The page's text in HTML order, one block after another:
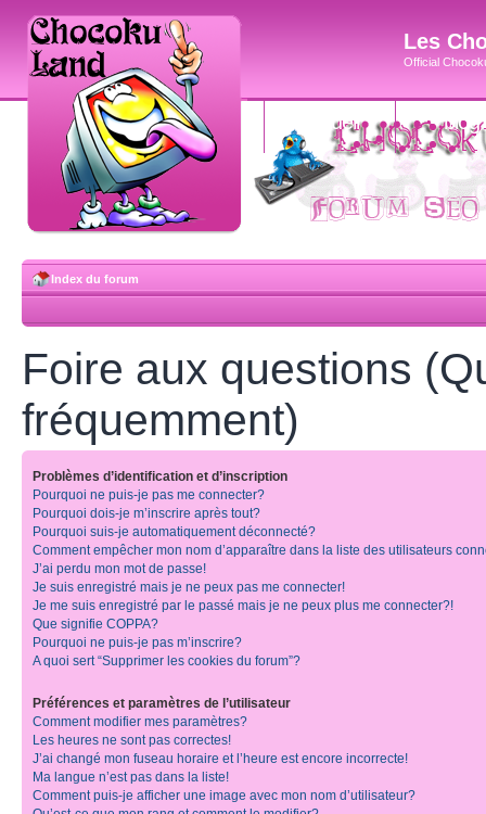
Les
Official
accueil blog
Index du forum
Foire aux questions
fréquemment)
Problèmes d’identification et d’inscription
Pourquoi ne puis-je pas me connecter?
Pourquoi dois-je m’inscrire après tout?
Pourquoi suis-je automatiquement déconnecté?
Comment empêcher mon nom d’apparaître dans la liste des utilisateurs
J’ai perdu mon mot de passe!
Je suis enregistré mais je ne peux pas me connecter!
Je me suis enregistré par le passé mais je ne peux plus me connecter?!
Que signifie COPPA?
Pourquoi ne puis-je pas m’inscrire?
A quoi sert “Supprimer les cookies du forum”?
Préférences et paramètres de l’utilisateur
Comment modifier mes paramètres?
Les heures ne sont pas correctes!
J’ai changé mon fuseau horaire et l’heure est encore incorrecte!
Ma langue n’est pas dans la liste!
Comment puis-je afficher une image avec mon nom d’utilisateur?